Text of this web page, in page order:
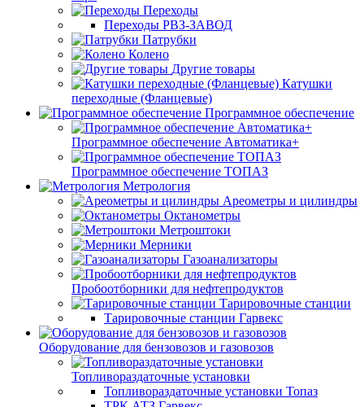
Переходы
Переходы РВЗ-ЗАВОД
Патрубки
Колено
Другие товары
Катушки
переходные (Фланцевые)
Программное обеспечение
Программное обеспечение Автоматика+
Программное обеспечение ТОПАЗ
Метрология
Ареометры и цилиндры
Октанометры
Метроштоки
Мерники
Газоанализаторы
Пробоотборники для нефтепродуктов
Тарировочные станции
Тарировочные станции Гарвекс
Оборудование для бензовозов и газовозов
Топливораздаточные установки
Топливораздаточные установки Топаз